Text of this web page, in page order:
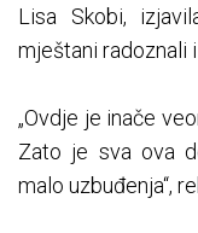
Lisa Skobi,
mještani radoznali
„Ovdje je inače
Zato je sva ova
malo uzbuđenja“,